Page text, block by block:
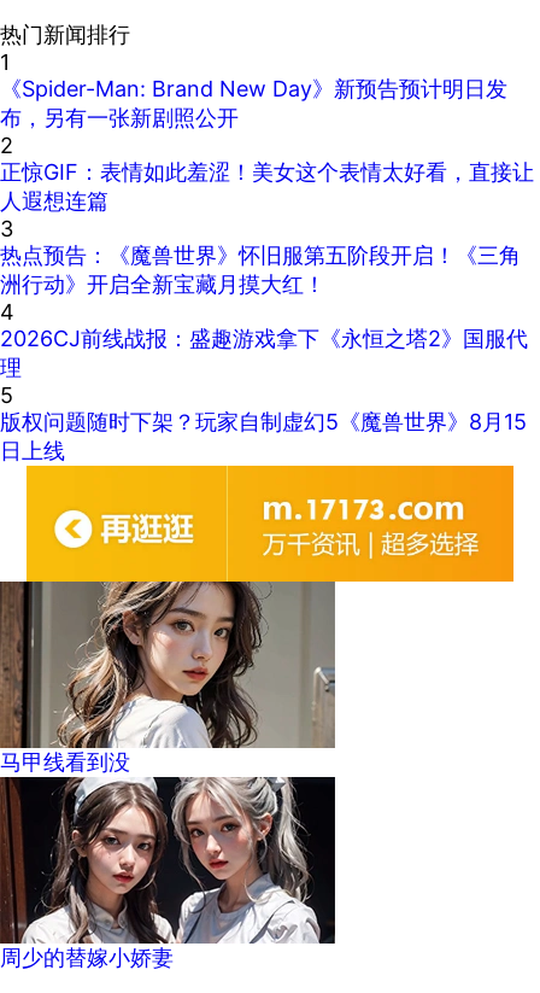
热门新闻排行
1
《Spider-Man: Brand New Day》新预告预计明日发
布，另有一张新剧照公开
2
正惊GIF：表情如此羞涩！美女这个表情太好看，直接让
人遐想连篇
3
热点预告：《魔兽世界》怀旧服第五阶段开启！《三角
洲行动》开启全新宝藏月摸大红！
4
2026CJ前线战报：盛趣游戏拿下《永恒之塔2》国服代
理
5
版权问题随时下架？玩家自制虚幻5《魔兽世界》8月15
日上线
马甲线看到没
周少的替嫁小娇妻